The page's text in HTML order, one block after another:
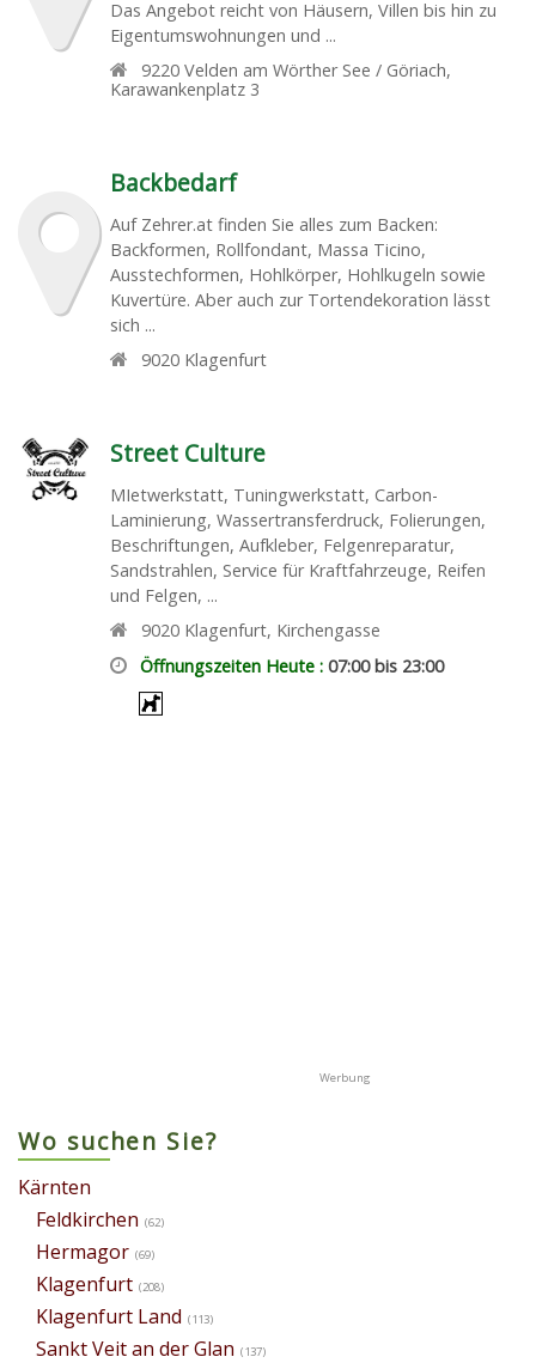
Das Angebot reicht von Häusern, Villen bis hin zu
Eigentumswohnungen und ...
9220 Velden am Wörther See / Göriach,
Karawankenplatz 3
Backbedarf
Auf Zehrer.at finden Sie alles zum Backen:
Backformen, Rollfondant, Massa Ticino,
Ausstechformen, Hohlkörper, Hohlkugeln sowie
Kuvertüre. Aber auch zur Tortendekoration lässt
sich ...
9020 Klagenfurt
Street Culture
MIetwerkstatt, Tuningwerkstatt, Carbon-
Laminierung, Wassertransferdruck, Folierungen,
Beschriftungen, Aufkleber, Felgenreparatur,
Sandstrahlen, Service für Kraftfahrzeuge, Reifen
und Felgen, ...
9020 Klagenfurt, Kirchengasse
Öffnungszeiten Heute :07:00 bis 23:00
Wo suchen Sie?
Kärnten
Feldkirchen (62)
Hermagor (69)
Klagenfurt (208)
Klagenfurt Land (113)
Sankt Veit an der Glan (137)